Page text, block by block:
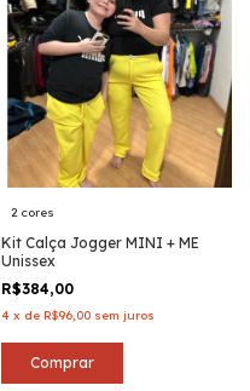
2 cores
Kit Calça Jogger MINI + ME
Unissex
R$384,00
4 x de R$96,00 sem juros
Comprar